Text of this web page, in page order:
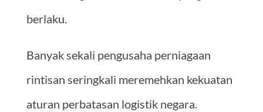
berlaku.
Banyak sekali pengusaha perniagaan
rintisan seringkali meremehkan kekuatan
aturan perbatasan logistik negara.